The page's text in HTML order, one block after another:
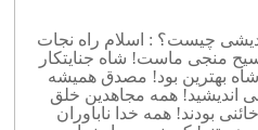
چیست؟ : اسلام راه نجات
منجی ماست! شاه جنایتکار
بهترین بود! مصدق همیشه
اندیشید! همه مجاهدین خلق
بودند! همه خدا ناباوران